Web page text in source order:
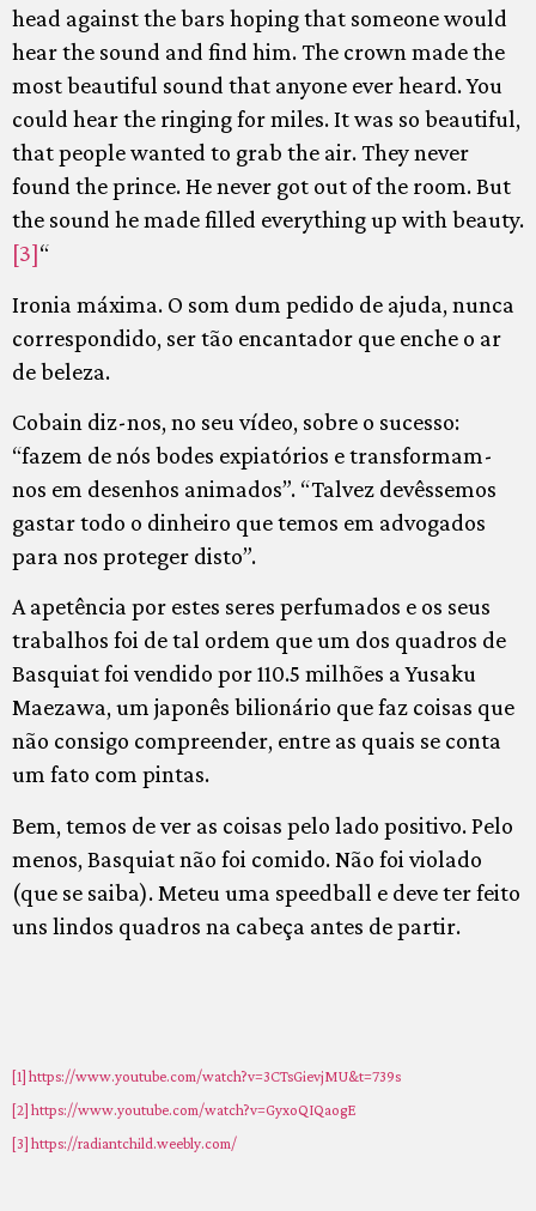
head against the bars hoping that someone would
hear the sound and find him. The crown made the
most beautiful sound that anyone ever heard. You
could hear the ringing for miles. It was so beautiful,
that people wanted to grab the air. They never
found the prince. He never got out of the room. But
the sound he made filled everything up with beauty.
[3]“
Ironia máxima. O som dum pedido de ajuda, nunca
correspondido, ser tão encantador que enche o ar
de beleza.
Cobain diz-nos, no seu vídeo, sobre o sucesso:
“fazem de nós bodes expiatórios e transformam-
nos em desenhos animados”. “Talvez devêssemos
gastar todo o dinheiro que temos em advogados
para nos proteger disto”.
A apetência por estes seres perfumados e os seus
trabalhos foi de tal ordem que um dos quadros de
Basquiat foi vendido por 110.5 milhões a Yusaku
Maezawa, um japonês bilionário que faz coisas que
não consigo compreender, entre as quais se conta
um fato com pintas.
Bem, temos de ver as coisas pelo lado positivo. Pelo
menos, Basquiat não foi comido. Não foi violado
(que se saiba). Meteu uma speedball e deve ter feito
uns lindos quadros na cabeça antes de partir.
[1] https://www.youtube.com/watch?v=3CTsGievjMU&t=739s
[2] https://www.youtube.com/watch?v=GyxoQIQaogE
[3] https://radiantchild.weebly.com/